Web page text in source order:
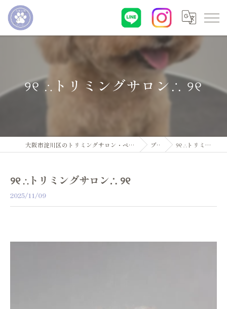
୨୧ ∴トリミングサロン∴ ୨୧
大阪市淀川区のトリミングサロン・ペットサロンならDogsalon ARUN ブログ ୨୧ ∴トリミングサロン∴ ୨୧
୨୧ ∴トリミングサロン∴ ୨୧
2025/11/09